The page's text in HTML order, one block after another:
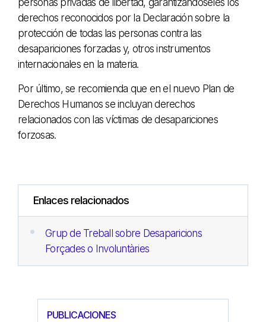
personas privadas de libertad, garantizándoseles los
derechos reconocidos por la Declaración sobre la
protección de todas las personas contra las
desapariciones forzadas y, otros instrumentos
internacionales en la materia.
Por último, se recomienda que en el nuevo Plan de
Derechos Humanos se incluyan derechos
relacionados con las víctimas de desapariciones
forzosas.
Enlaces relacionados
Grup de Treball sobre Desaparicions
Forçades o Involuntàries
PUBLICACIONES